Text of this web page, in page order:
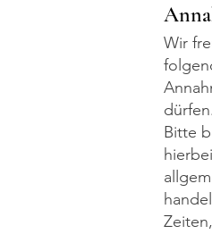
Wir
dürfen.
Bitte